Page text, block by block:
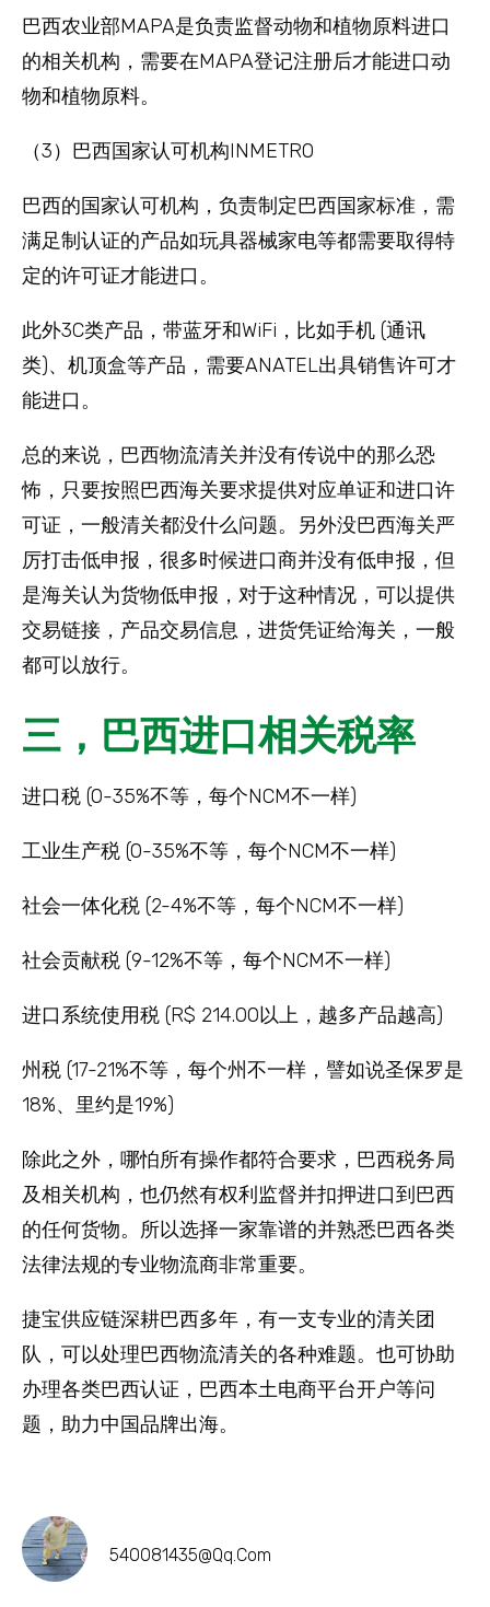
巴西农业部MAPA是负责监督动物和植物原料进口
的相关机构，需要在MAPA登记注册后才能进口动
物和植物原料。
（3）巴西国家认可机构INMETRO
巴西的国家认可机构，负责制定巴西国家标准，需
满足制认证的产品如玩具器械家电等都需要取得特
定的许可证才能进口。
此外3C类产品，带蓝牙和WiFi，比如手机 (通讯
类)、机顶盒等产品，需要ANATEL出具销售许可才
能进口。
总的来说，巴西物流清关并没有传说中的那么恐
怖，只要按照巴西海关要求提供对应单证和进口许
可证，一般清关都没什么问题。另外没巴西海关严
厉打击低申报，很多时候进口商并没有低申报，但
是海关认为货物低申报，对于这种情况，可以提供
交易链接，产品交易信息，进货凭证给海关，一般
都可以放行。
三，巴西进口相关税率
进口税 (0-35%不等，每个NCM不一样)
工业生产税 (0-35%不等，每个NCM不一样)
社会一体化税 (2-4%不等，每个NCM不一样)
社会贡献税 (9-12%不等，每个NCM不一样)
进口系统使用税 (R$ 214.00以上，越多产品越高)
州税 (17-21%不等，每个州不一样，譬如说圣保罗是
18%、里约是19%)
除此之外，哪怕所有操作都符合要求，巴西税务局
及相关机构，也仍然有权利监督并扣押进口到巴西
的任何货物。所以选择一家靠谱的并熟悉巴西各类
法律法规的专业物流商非常重要。
捷宝供应链深耕巴西多年，有一支专业的清关团
队，可以处理巴西物流清关的各种难题。也可协助
办理各类巴西认证，巴西本土电商平台开户等问
题，助力中国品牌出海。
540081435@qq.com